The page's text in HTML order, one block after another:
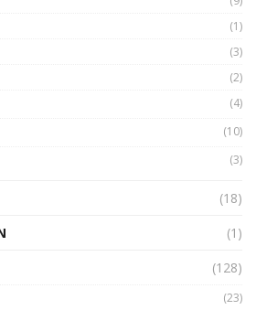
Crypto qua các cuộc chiến | Phổ cập
(1)
(3)
(2)
(4)
(10)
(3)
(18)
(1)
(128)
(23)